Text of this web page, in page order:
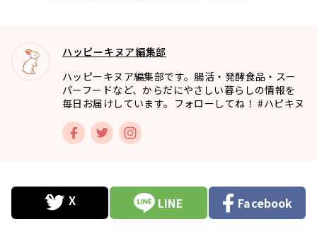
ハッピーキヌア編集部
ハッピーキヌア編集部です。腸活・発酵食品・スー
パーフードなど、からだにやさしい暮らしの情報を
毎日お届けしています。フォローしてね！ #ハピキヌ
LINE Facebook